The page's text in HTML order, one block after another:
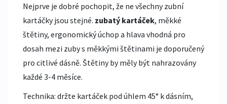
Nejprve je dobré pochopit, že ne všechny zubní
kartáčky jsou stejné. zubatý kartáček, měkké
štětiny, ergonomický úchop a hlava vhodná pro
dosah mezi zubys měkkými štětinami je doporučený
pro citlivé dásně. Štětiny by měly být nahrazovány
každé 3-4 měsíce.
Technika: držte kartáček pod úhlem 45° k dásním,